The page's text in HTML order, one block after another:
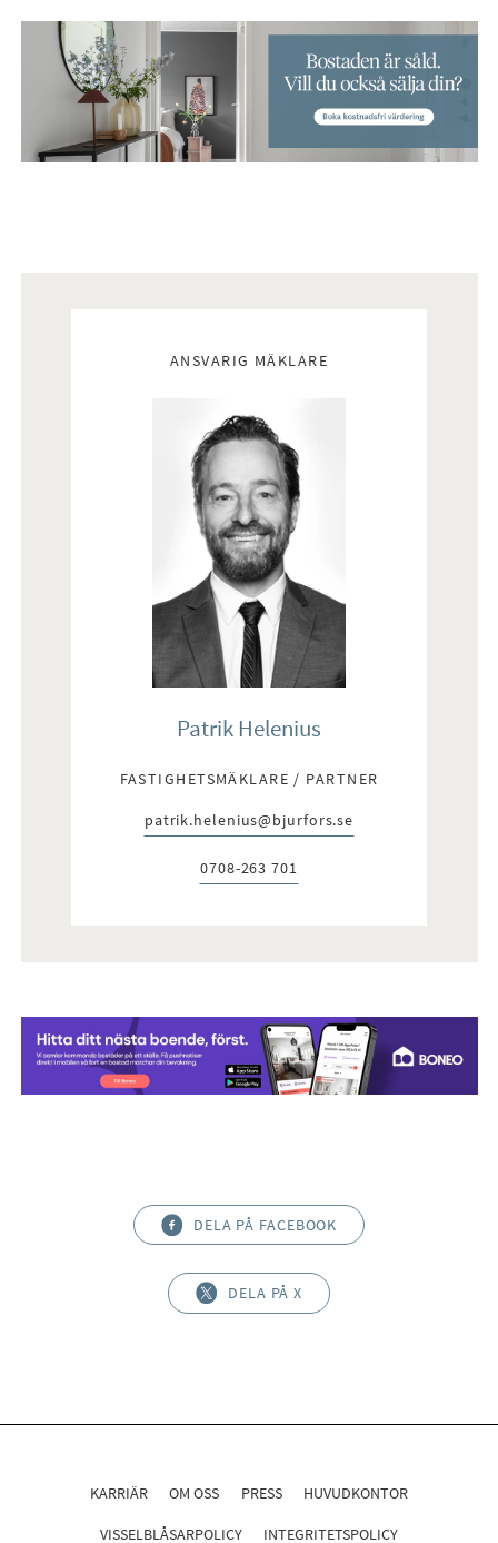
ANSVARIG MÄKLARE
Patrik Helenius
FASTIGHETSMÄKLARE / PARTNER
E-post:
patrik.helenius@bjurfors.se
Telefon:
0708-263 701
DELA PÅ FACEBOOK
DELA PÅ X
KARRIÄR OM OSS PRESS HUVUDKONTOR
VISSELBLÅSARPOLICY INTEGRITETSPOLICY